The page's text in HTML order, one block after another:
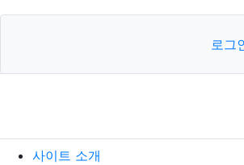
로그
사이트 소개